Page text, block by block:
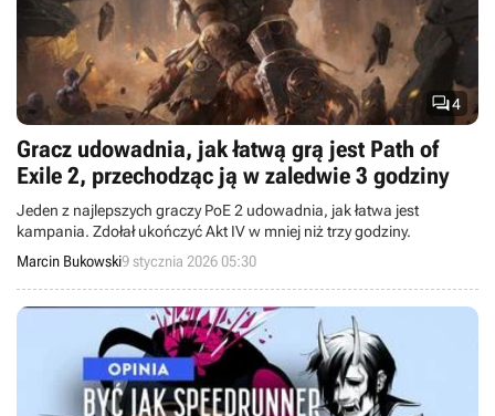
4
Gracz udowadnia, jak łatwą grą jest Path of
Exile 2, przechodząc ją w zaledwie 3 godziny
Jeden z najlepszych graczy PoE 2 udowadnia, jak łatwa jest
kampania. Zdołał ukończyć Akt IV w mniej niż trzy godziny.
Marcin Bukowski9 stycznia 2026 05:30